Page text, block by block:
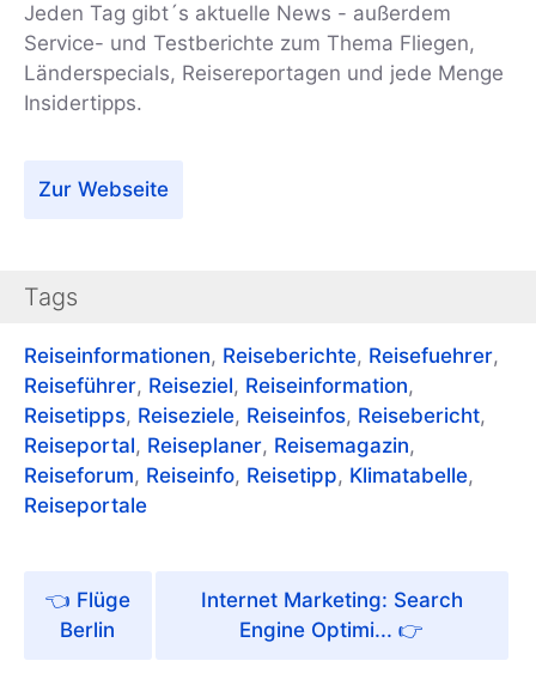
Jeden Tag gibt´s aktuelle News - außerdem
Service- und Testberichte zum Thema Fliegen,
Länderspecials, Reisereportagen und jede Menge
Insidertipps.
Zur Webseite
Tags
Reiseinformationen, Reiseberichte, Reisefuehrer,
Reiseführer, Reiseziel, Reiseinformation,
Reisetipps, Reiseziele, Reiseinfos, Reisebericht,
Reiseportal, Reiseplaner, Reisemagazin,
Reiseforum, Reiseinfo, Reisetipp, Klimatabelle,
Reiseportale
Flüge
Berlin
Internet Marketing: Search
Engine Optimi...